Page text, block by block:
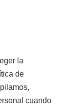
la
de
cuando